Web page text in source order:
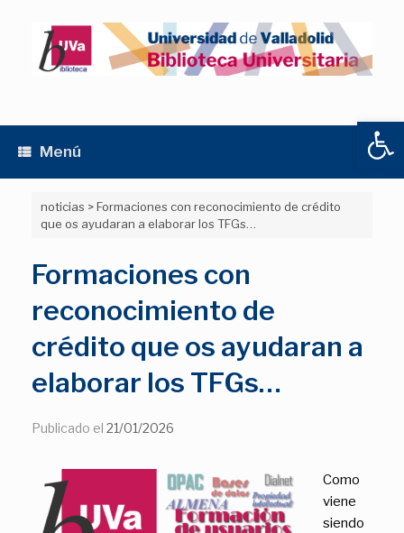
Abrir
contenido
Menú
noticias >Formaciones con reconocimiento de crédito
que os ayudaran a elaborar los TFGs…
Formaciones con
reconocimiento de
crédito que os ayudaran a
elaborar los TFGs…
Publicado el 21/01/2026
Como
viene
siendo